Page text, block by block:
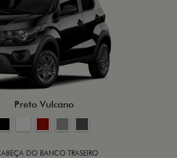
Preto Vulcano
DO BANCO TRASEIRO